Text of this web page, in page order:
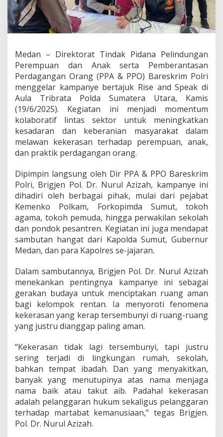
i
g
e
l
d
i
P
o
l
d
a
S
u
t
D
o
o
g
B
u
d
a
a
B
e
r
a
n
i
i
c
a
r
a
L
a
w
a
n
Medan – Direktorat Tindak Pidana Pelindungan
Perempuan dan Anak serta Pemberantasan
Perdagangan Orang (PPA & PPO) Bareskrim Polri
menggelar kampanye bertajuk Rise and Speak di
Aula Tribrata Polda Sumatera Utara, Kamis
(19/6/2025). Kegiatan ini menjadi momentum
kolaboratif lintas sektor untuk meningkatkan
kesadaran dan keberanian masyarakat dalam
melawan kekerasan terhadap perempuan, anak,
dan praktik perdagangan orang.
Dipimpin langsung oleh Dir PPA & PPO Bareskrim
Polri, Brigjen Pol. Dr. Nurul Azizah, kampanye ini
dihadiri oleh berbagai pihak, mulai dari pejabat
Kemenko Polkam, Forkopimda Sumut, tokoh
agama, tokoh pemuda, hingga perwakilan sekolah
dan pondok pesantren. Kegiatan ini juga mendapat
sambutan hangat dari Kapolda Sumut, Gubernur
Medan, dan para Kapolres se-jajaran.
Dalam sambutannya, Brigjen Pol. Dr. Nurul Azizah
menekankan pentingnya kampanye ini sebagai
gerakan budaya untuk menciptakan ruang aman
bagi kelompok rentan. Ia menyoroti fenomena
kekerasan yang kerap tersembunyi di ruang-ruang
yang justru dianggap paling aman.
“Kekerasan tidak lagi tersembunyi, tapi justru
sering terjadi di lingkungan rumah, sekolah,
bahkan tempat ibadah. Dan yang menyakitkan,
banyak yang menutupinya atas nama menjaga
nama baik atau takut aib. Padahal kekerasan
adalah pelanggaran hukum sekaligus pelanggaran
terhadap martabat kemanusiaan,” tegas Brigjen.
Pol. Dr. Nurul Azizah.